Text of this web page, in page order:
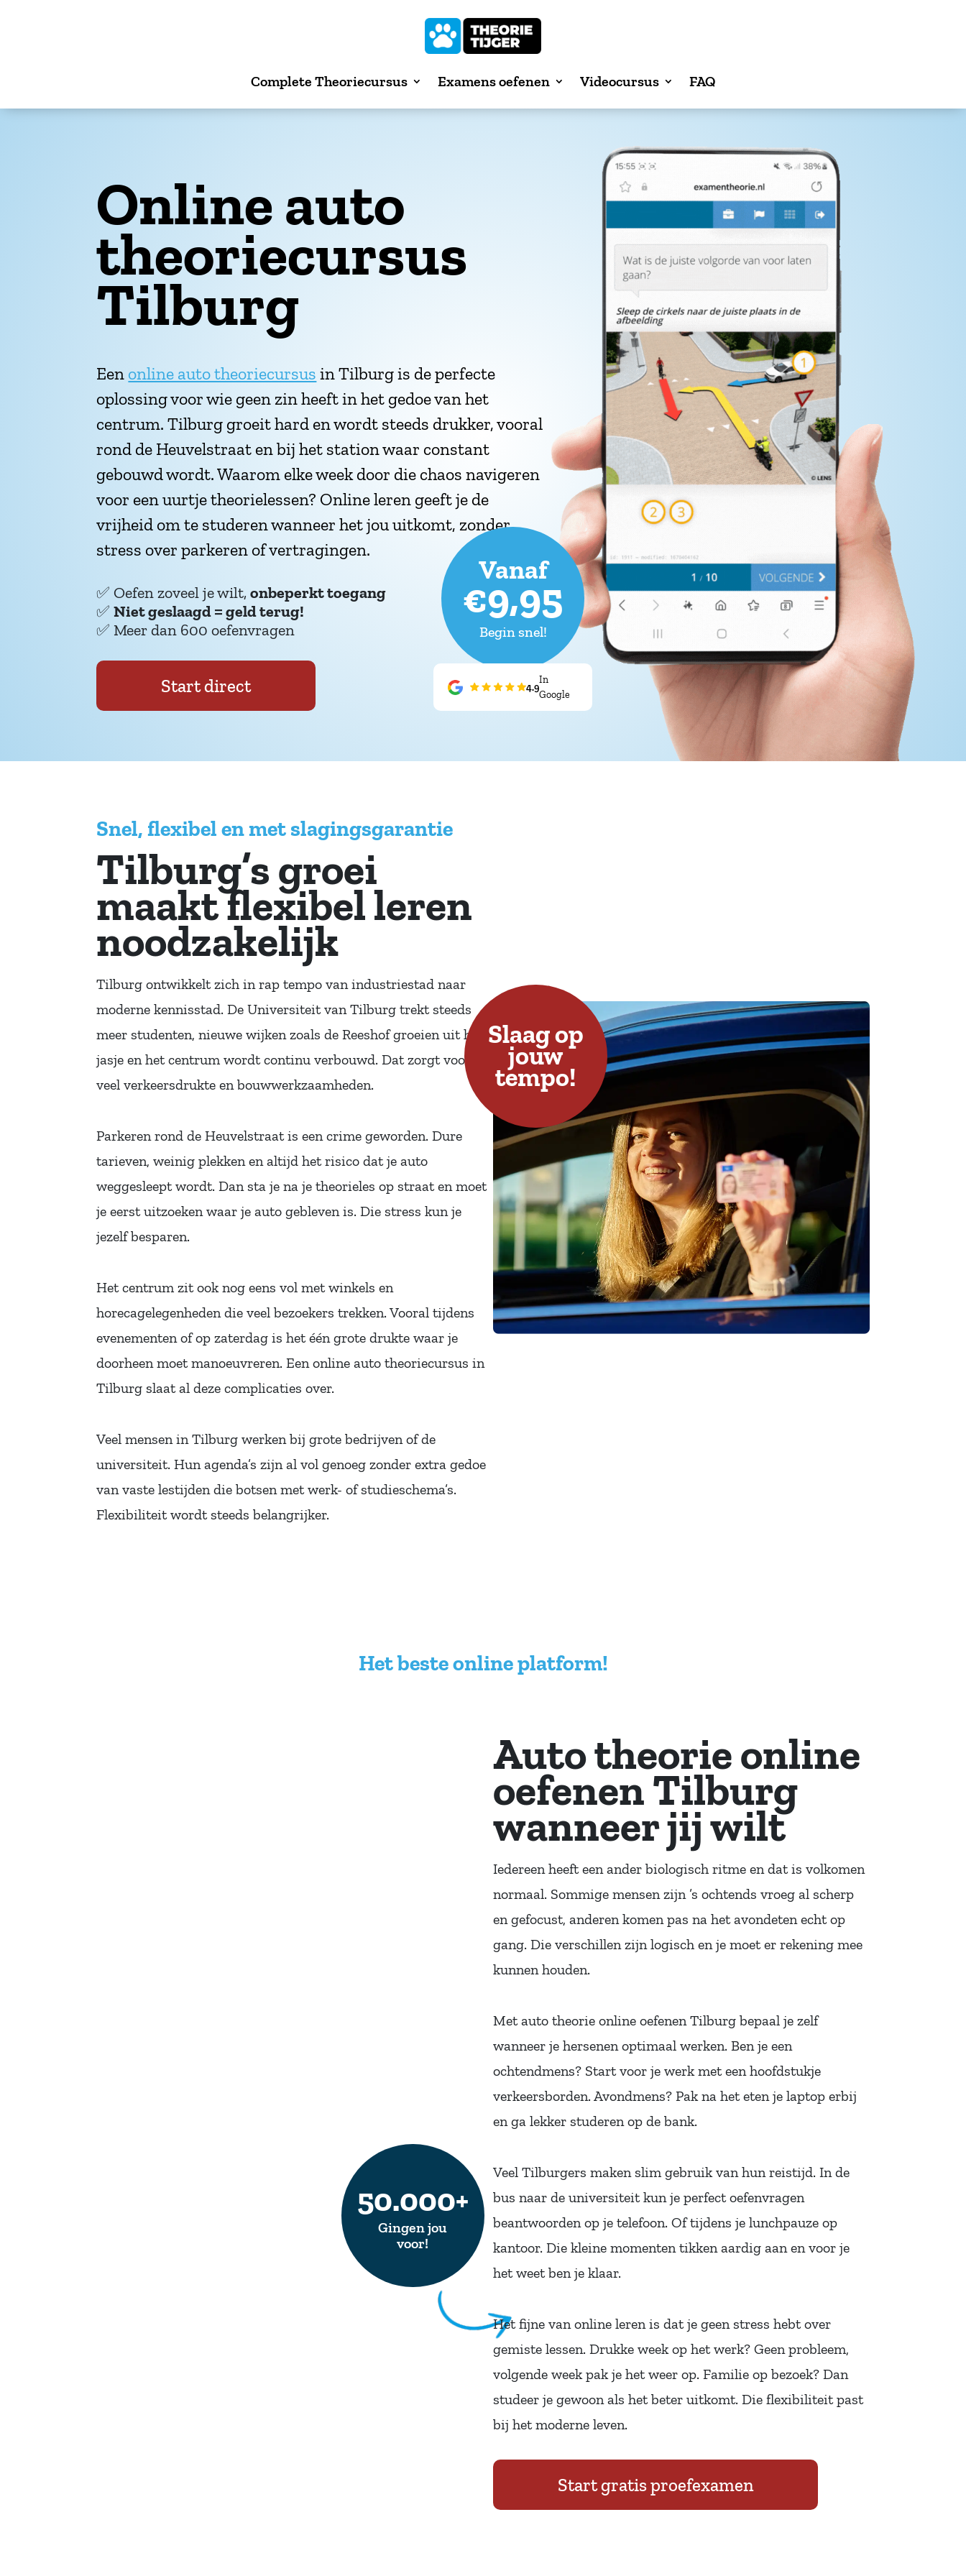
Complete Theoriecursus Examens oefenen Videocursus FAQ
Online auto
theoriecursus
Tilburg
Een online auto theoriecursus in Tilburg is de perfecte
oplossing voor wie geen zin heeft in het gedoe van het
centrum. Tilburg groeit hard en wordt steeds drukker, vooral
rond de Heuvelstraat en bij het station waar constant
gebouwd wordt. Waarom elke week door die chaos navigeren
voor een uurtje theorielessen? Online leren geeft je de
vrijheid om te studeren wanneer het jou uitkomt, zonder
stress over parkeren of vertragingen.
✅ Oefen zoveel je wilt,onbeperkt toegang
✅Niet geslaagd = geld terug!
✅ Meer dan 600 oefenvragen
Start direct
Vanaf
€9,95
Begin snel!
4.9
In
Google
Snel, flexibel en met slagingsgarantie
Tilburg’s groei
maakt flexibel leren
noodzakelijk
Tilburg ontwikkelt zich in rap tempo van industriestad naar
moderne kennisstad. De Universiteit van Tilburg trekt steeds
meer studenten, nieuwe wijken zoals de Reeshof groeien uit hun
jasje en het centrum wordt continu verbouwd. Dat zorgt voor
veel verkeersdrukte en bouwwerkzaamheden.
Parkeren rond de Heuvelstraat is een crime geworden. Dure
tarieven, weinig plekken en altijd het risico dat je auto
weggesleept wordt. Dan sta je na je theorieles op straat en moet
je eerst uitzoeken waar je auto gebleven is. Die stress kun je
jezelf besparen.
Het centrum zit ook nog eens vol met winkels en
horecagelegenheden die veel bezoekers trekken. Vooral tijdens
evenementen of op zaterdag is het één grote drukte waar je
doorheen moet manoeuvreren. Een online auto theoriecursus in
Tilburg slaat al deze complicaties over.
Veel mensen in Tilburg werken bij grote bedrijven of de
universiteit. Hun agenda’s zijn al vol genoeg zonder extra gedoe
van vaste lestijden die botsen met werk- of studieschema’s.
Flexibiliteit wordt steeds belangrijker.
Slaag op
jouw
tempo!
Het beste online platform!
50.000+
Gingen jou
voor!
Auto theorie online
oefenen Tilburg
wanneer jij wilt
Iedereen heeft een ander biologisch ritme en dat is volkomen
normaal. Sommige mensen zijn ’s ochtends vroeg al scherp
en gefocust, anderen komen pas na het avondeten echt op
gang. Die verschillen zijn logisch en je moet er rekening mee
kunnen houden.
Met auto theorie online oefenen Tilburg bepaal je zelf
wanneer je hersenen optimaal werken. Ben je een
ochtendmens? Start voor je werk met een hoofdstukje
verkeersborden. Avondmens? Pak na het eten je laptop erbij
en ga lekker studeren op de bank.
Veel Tilburgers maken slim gebruik van hun reistijd. In de
bus naar de universiteit kun je perfect oefenvragen
beantwoorden op je telefoon. Of tijdens je lunchpauze op
kantoor. Die kleine momenten tikken aardig aan en voor je
het weet ben je klaar.
Het fijne van online leren is dat je geen stress hebt over
gemiste lessen. Drukke week op het werk? Geen probleem,
volgende week pak je het weer op. Familie op bezoek? Dan
studeer je gewoon als het beter uitkomt. Die flexibiliteit past
bij het moderne leven.
Start gratis proefexamen